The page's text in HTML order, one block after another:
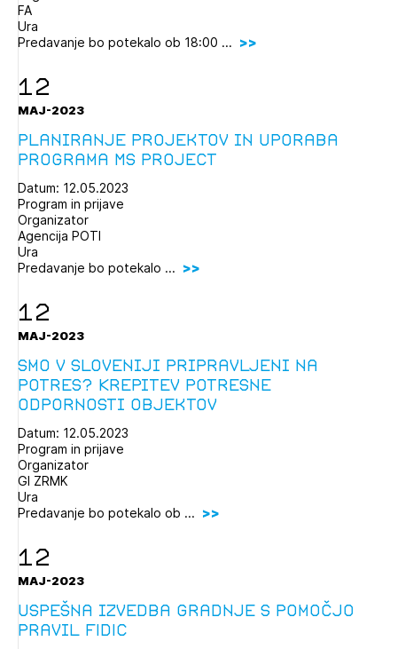
FA
Ura
Predavanje bo potekalo ob 18:00 ...
12
MAJ-2023
Planiranje projektov in uporaba
programa MS Project
Datum: 12.05.2023
Program in prijave
Organizator
Agencija POTI
Ura
Predavanje bo potekalo ...
12
MAJ-2023
Smo v Sloveniji pripravljeni na
potres? Krepitev potresne
odpornosti objektov
Datum: 12.05.2023
Program in prijave
Organizator
GI ZRMK
Ura
Predavanje bo potekalo ob ...
12
MAJ-2023
Uspešna izvedba gradnje s pomočjo
pravil FIDIC